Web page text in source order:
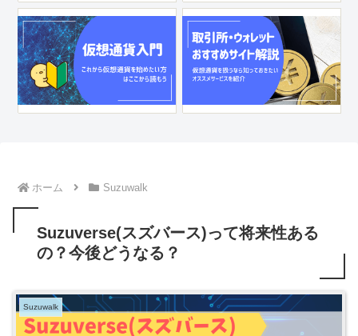
ホーム Suzuwalk
Suzuverse(スズバース)って将来性ある
の？今後どうなる？
Suzuwalk